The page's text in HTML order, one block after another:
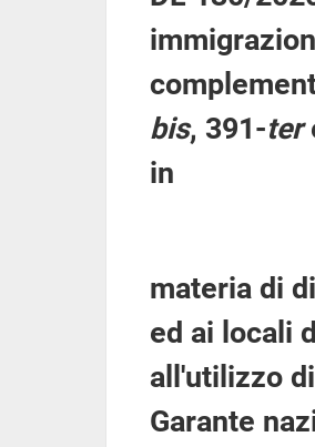
bis, 391-ter
in
materia di
ed ai locali
all'utilizzo
Garante